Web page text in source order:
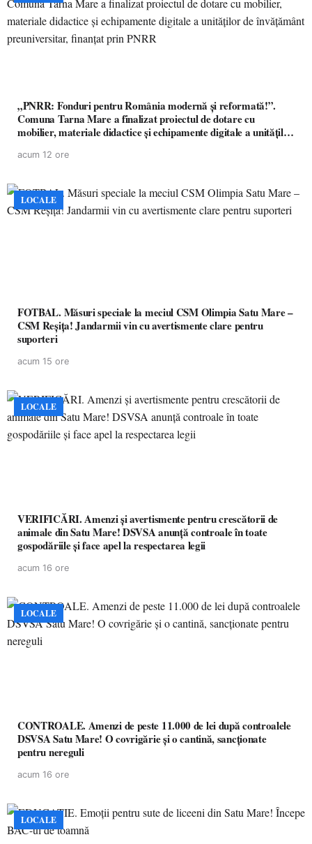
„PNRR: Fonduri pentru România modernă și reformată!”.
Comuna Tarna Mare a finalizat proiectul de dotare cu
mobilier, materiale didactice și echipamente digitale a unităților
acum 12 ore
LOCALE
FOTBAL. Măsuri speciale la meciul CSM Olimpia Satu Mare –
CSM Reșița! Jandarmii vin cu avertismente clare pentru
suporteri
acum 15 ore
LOCALE
VERIFICĂRI. Amenzi și avertismente pentru crescătorii de
animale din Satu Mare! DSVSA anunță controale în toate
gospodăriile și face apel la respectarea legii
acum 16 ore
LOCALE
CONTROALE. Amenzi de peste 11.000 de lei după controalele
DSVSA Satu Mare! O covrigărie și o cantină, sancționate
pentru nereguli
acum 16 ore
LOCALE